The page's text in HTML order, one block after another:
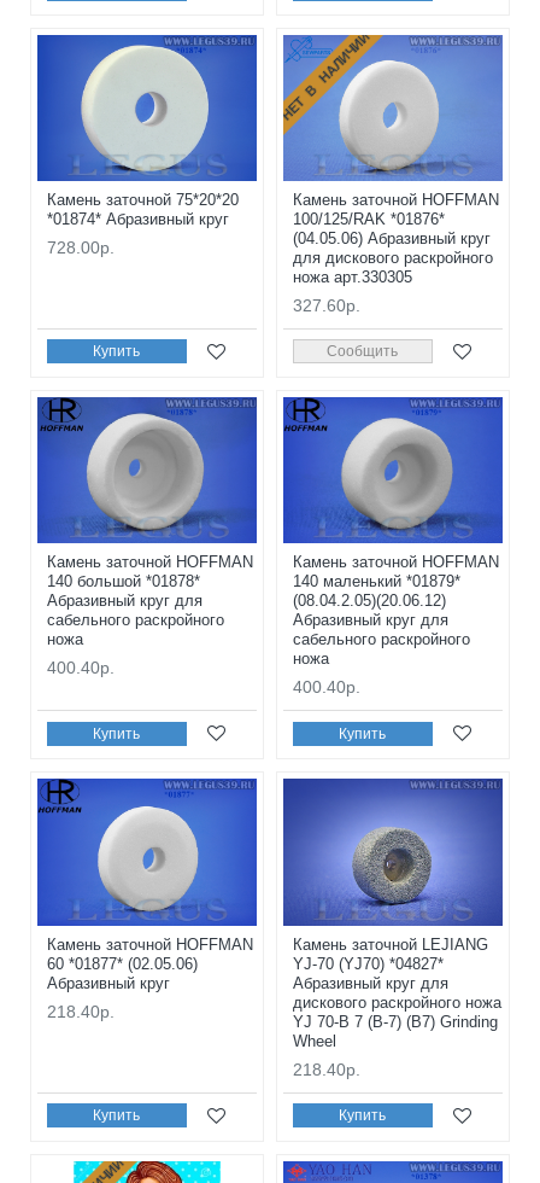
Камень заточной 75*20*20
*01874* Абразивный круг
728.00р.
Купить
НЕТ В НАЛИЧИИ
Камень заточной HOFFMAN
100/125/RAK *01876*
(04.05.06) Абразивный круг
для дискового раскройного
ножа арт.330305
327.60р.
Сообщить
Камень заточной HOFFMAN
140 большой *01878*
Абразивный круг для
сабельного раскройного
ножа
400.40р.
Купить
Камень заточной HOFFMAN
140 маленький *01879*
(08.04.2.05)(20.06.12)
Абразивный круг для
сабельного раскройного
ножа
400.40р.
Купить
Камень заточной HOFFMAN
60 *01877* (02.05.06)
Абразивный круг
218.40р.
Купить
Камень заточной LEJIANG
YJ-70 (YJ70) *04827*
Абразивный круг для
дискового раскройного ножа
YJ 70-B 7 (B-7) (B7) Grinding
Wheel
218.40р.
Купить